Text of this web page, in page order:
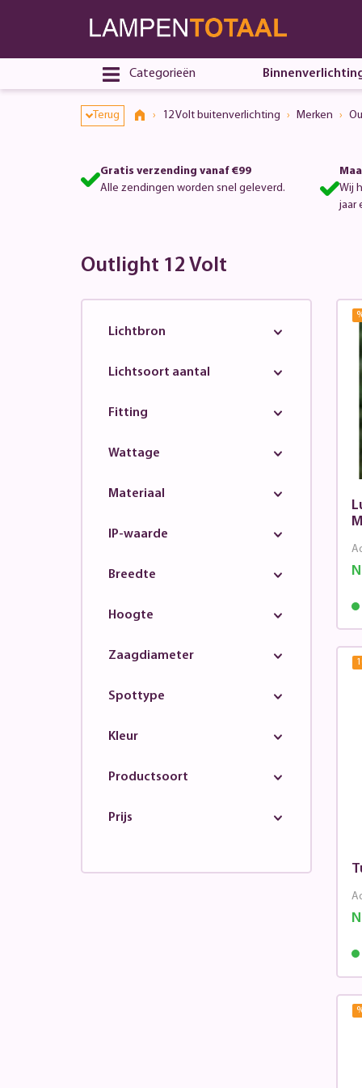
Categorieën
Terug 12 Volt buitenverlichting Merken
Gratis verzending vanaf €99
Alle zendingen worden snel geleverd.
Wij
jaar
Outlight 12 Volt
Lichtbron
Lichtsoort aantal
Fitting
Wattage
Materiaal
IP-waarde
Breedte
Hoogte
Zaagdiameter
Spottype
Kleur
Productsoort
Prijs